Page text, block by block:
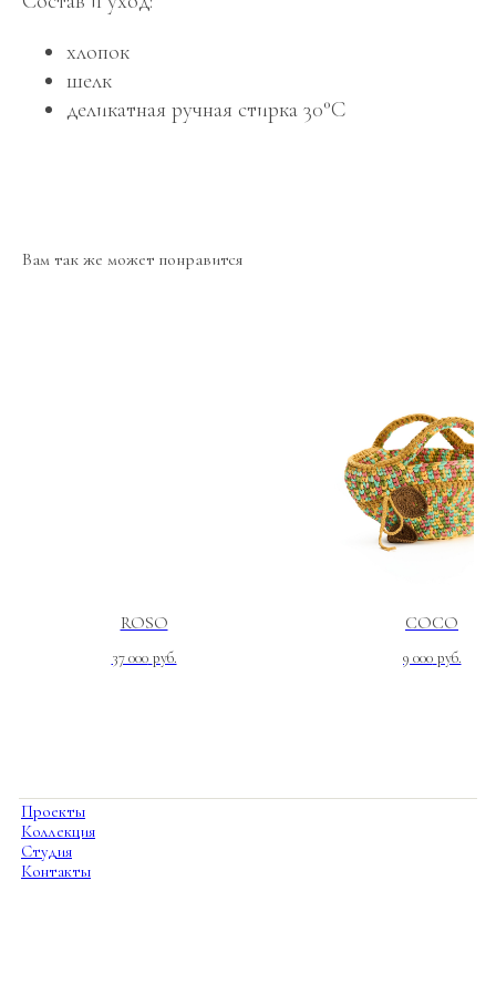
хлопок
шелк
деликатная ручная стирка 30°C
Вам так же может понравится
ROSO
37 000 руб.
COCO
9 000 руб.
Проекты
Коллекция
Студия
Контакты